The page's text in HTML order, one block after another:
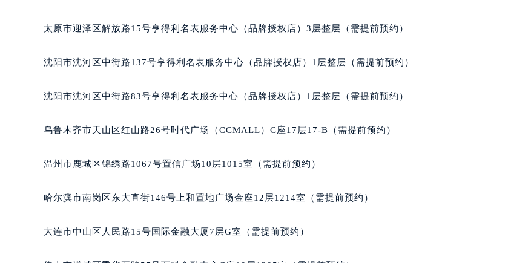
辽宁省沈阳市沈河区中街路83号亨得利名表维修授权店1楼宝玑售后服务中心（需提前预约）
北京市东城区东长安街1号王府井东方广场W3座6层602室宝玑售后服务中心（需提前预约）
内蒙古自治区阿拉善盟市左旗土尔扈特大街宝玑售后服务中心（需提前预约）
内蒙古自治区包头市青山区幸福路甲3号王府井百货名表维修宝玑售后服务中心（需提前预约）
内蒙古自治区鄂尔多斯市东胜区伊金霍洛街宝玑售后服务中心（需提前预约）
内蒙古自治区通辽市科尔沁区明仁大街宝玑售后服务中心（需提前预约）
内蒙古自治区乌兰察布市集宁区恩和大街宝玑售后服务中心（需提前预约）
内蒙古自治区兴安盟市乌兰浩特市兴安大街宝玑售后服务中心（需提前预约）
太原市迎泽区解放路15号亨得利名表服务中心（品牌授权店）3层整层（需提前预约）
沈阳市沈河区中街路137号亨得利名表服务中心（品牌授权店）1层整层（需提前预约）
沈阳市沈河区中街路83号亨得利名表服务中心（品牌授权店）1层整层（需提前预约）
乌鲁木齐市天山区红山路26号时代广场（CCMALL）C座17层17-B（需提前预约）
温州市鹿城区锦绣路1067号置信广场10层1015室（需提前预约）
哈尔滨市南岗区东大直街146号上和置地广场金座12层1214室（需提前预约）
大连市中山区人民路15号国际金融大厦7层G室（需提前预约）